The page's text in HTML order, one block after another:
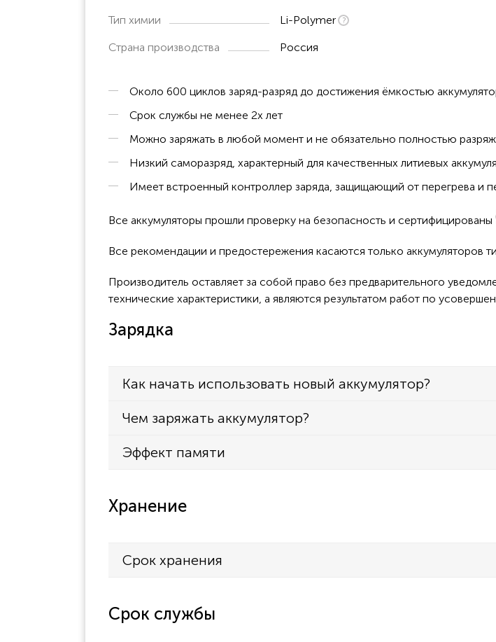
Тип химии Li-Polymer
Страна производства Россия
Около 600 циклов заряд-разряд до достижения ёмкостью
Срок службы не менее 2х лет
Можно заряжать в любой момент и не обязательно полностью
Низкий саморазряд, характерный для качественных литиевых
Имеет встроенный контроллер заряда, защищающий от перегрева и
Все аккумуляторы прошли проверку на безопасность и сертифицированы
Все рекомендации и предостережения касаются только аккумуляторов
Производитель оставляет за собой право без предварительного
технические характеристики, а являются результатом работ по
Зарядка
Как начать использовать новый аккумулятор?
Чем заряжать аккумулятор?
Эффект памяти
Хранение
Срок хранения
Срок службы